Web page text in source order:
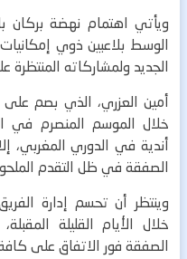
ويأتي اهتمام نهضة بركان
الوسط بلاعبين ذوي
الجديد ولمشاركاته
أمين العزري، الذي بصم
خلال الموسم المنصرم في
أندية في الدوري المغربي،
الصفقة في ظل التقدم
وينتظر أن تحسم إدارة
خلال الأيام القليلة
الصفقة فور الاتفاق على كافة